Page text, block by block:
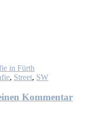
in Fürth
, Street, SW
Kommentar